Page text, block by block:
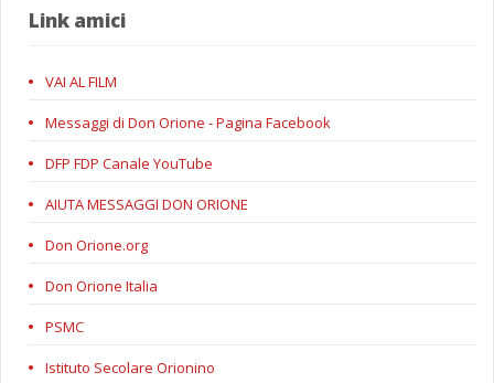
Link amici
VAI AL FILM
Messaggi di Don Orione - Pagina Facebook
DFP FDP Canale YouTube
AIUTA MESSAGGI DON ORIONE
Don Orione.org
Don Orione Italia
PSMC
Istituto Secolare Orionino